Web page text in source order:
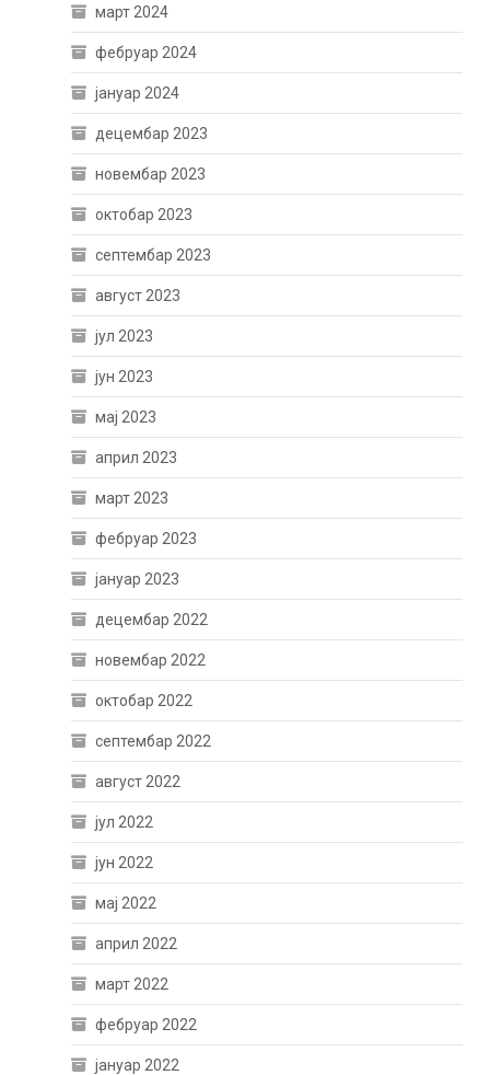
март 2024
фебруар 2024
јануар 2024
децембар 2023
новембар 2023
октобар 2023
септембар 2023
август 2023
јул 2023
јун 2023
мај 2023
април 2023
март 2023
фебруар 2023
јануар 2023
децембар 2022
новембар 2022
октобар 2022
септембар 2022
август 2022
јул 2022
јун 2022
мај 2022
април 2022
март 2022
фебруар 2022
јануар 2022